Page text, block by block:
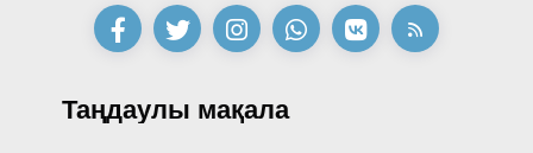
қабылдады
16:27, 23 Шілде 2026
Қазақ тіліндегі «құт» концептісінің
лингвомәдени сипаты
Таңдаулы мақала